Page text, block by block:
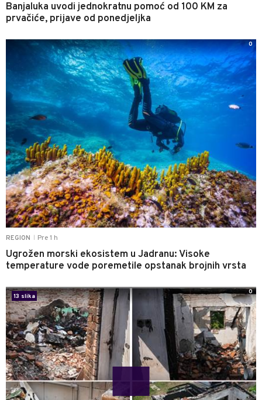
Banjaluka uvodi jednokratnu pomoć od 100 KM za
prvačiće, prijave od ponedjeljka
REGION Pre 1 h
Ugrožen morski ekosistem u Jadranu: Visoke
temperature vode poremetile opstanak brojnih vrsta
0
13 slika
0